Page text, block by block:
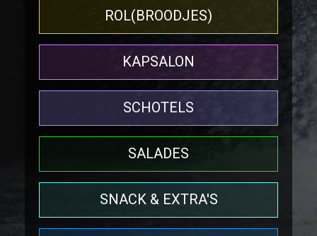
ROL(BROODJES)
KAPSALON
SCHOTELS
SALADES
SNACK & EXTRA'S